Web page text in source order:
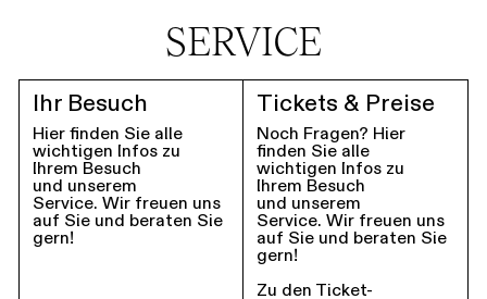
SERVICE
Ihr Besuch
Hier finden Sie alle
wichtigen Infos zu
Ihrem Besuch
und unserem
Service. Wir freuen uns
auf Sie und beraten Sie
gern!
Tickets & Preise
Noch Fragen? Hier
finden Sie alle
wichtigen Infos zu
Ihrem Besuch
und unserem
Service. Wir freuen uns
auf Sie und beraten Sie
gern!
Zu den Ticket-